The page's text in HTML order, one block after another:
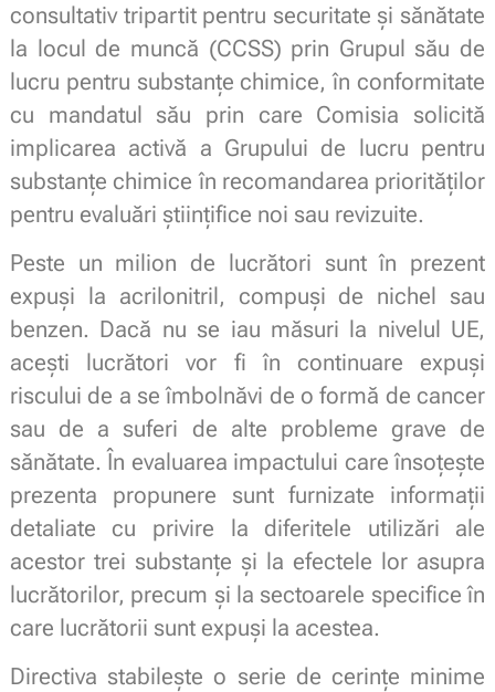
consultativ tripartit pentru securitate și sănătate
la locul de muncă (CCSS) prin Grupul său de
lucru pentru substanțe chimice, în conformitate
cu mandatul său prin care Comisia solicită
implicarea activă a Grupului de lucru pentru
substanțe chimice în recomandarea priorităților
pentru evaluări științifice noi sau revizuite.
Peste un milion de lucrători sunt în prezent
expuși la acrilonitril, compuși de nichel sau
benzen. Dacă nu se iau măsuri la nivelul UE,
acești lucrători vor fi în continuare expuși
riscului de a se îmbolnăvi de o formă de cancer
sau de a suferi de alte probleme grave de
sănătate. În evaluarea impactului care însoțește
prezenta propunere sunt furnizate informații
detaliate cu privire la diferitele utilizări ale
acestor trei substanțe și la efectele lor asupra
lucrătorilor, precum și la sectoarele specifice în
care lucrătorii sunt expuși la acestea.
Directiva stabilește o serie de cerințe minime